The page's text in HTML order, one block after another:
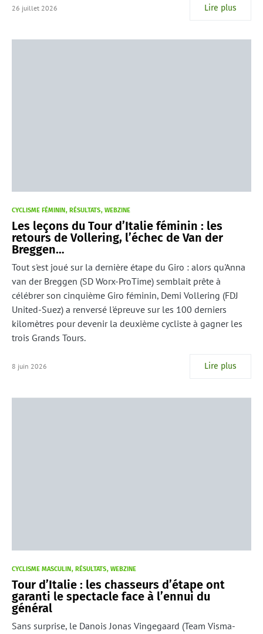
26 juillet 2026 Lire plus
CYCLISME FÉMININ RÉSULTATS WEBZINE
Les leçons du Tour d’Italie féminin : les
retours de Vollering, l’échec de Van der
Breggen…
Tout s'est joué sur la dernière étape du Giro : alors qu'Anna
van der Breggen (SD Worx-ProTime) semblait prête à
célébrer son cinquième Giro féminin, Demi Vollering (FDJ
United-Suez) a renversé l'épreuve sur les 100 derniers
kilomètres pour devenir la deuxième cycliste à gagner les
trois Grands Tours.
8 juin 2026 Lire plus
CYCLISME MASCULIN RÉSULTATS WEBZINE
Tour d’Italie : les chasseurs d’étape ont
garanti le spectacle face à l’ennui du
général
Sans surprise, le Danois Jonas Vingegaard (Team Visma-